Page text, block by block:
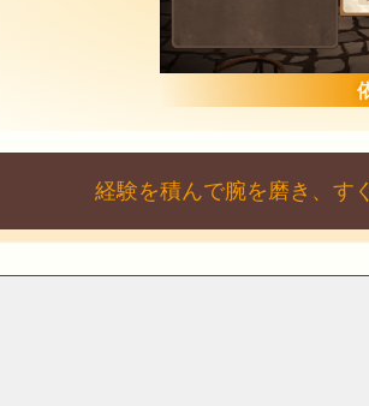
経験を積んで腕を磨き、す